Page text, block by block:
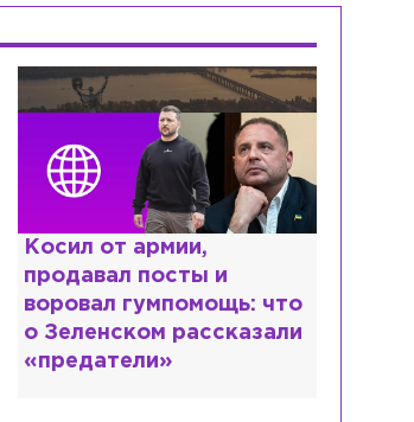
Косил от армии,
продавал посты и
воровал гумпомощь: что
о Зеленском рассказали
«предатели»